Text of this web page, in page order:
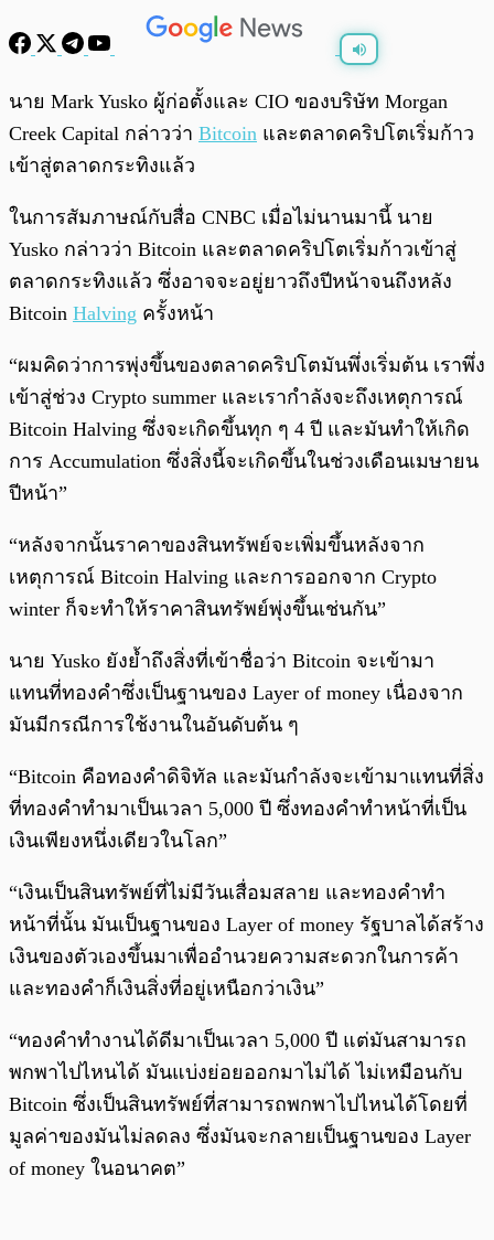
นาย Mark Yusko ผู้ก่อตั้งและ CIO ของบริษัท Morgan
Creek Capital กล่าวว่า Bitcoin และตลาดคริปโตเริ่มก้าว
เข้าสู่ตลาดกระทิงแล้ว
ในการสัมภาษณ์กับสื่อ CNBC เมื่อไม่นานมานี้ นาย
Yusko กล่าวว่า Bitcoin และตลาดคริปโตเริ่มก้าวเข้าสู่
ตลาดกระทิงแล้ว ซึ่งอาจจะอยู่ยาวถึงปีหน้าจนถึงหลัง
Bitcoin Halving ครั้งหน้า
“ผมคิดว่าการพุ่งขึ้นของตลาดคริปโตมันพึ่งเริ่มต้น เราพึ่ง
เข้าสู่ช่วง Crypto summer และเรากำลังจะถึงเหตุการณ์
Bitcoin Halving ซึ่งจะเกิดขึ้นทุก ๆ 4 ปี และมันทำให้เกิด
การ Accumulation ซึ่งสิ่งนี้จะเกิดขึ้นในช่วงเดือนเมษายน
ปีหน้า”
“หลังจากนั้นราคาของสินทรัพย์จะเพิ่มขึ้นหลังจาก
เหตุการณ์ Bitcoin Halving และการออกจาก Crypto
winter ก็จะทำให้ราคาสินทรัพย์พุ่งขึ้นเช่นกัน”
นาย Yusko ยังย้ำถึงสิ่งที่เข้าชื่อว่า Bitcoin จะเข้ามา
แทนที่ทองคำซึ่งเป็นฐานของ Layer of money เนื่องจาก
มันมีกรณีการใช้งานในอันดับต้น ๆ
“Bitcoin คือทองคำดิจิทัล และมันกำลังจะเข้ามาแทนที่สิ่ง
ที่ทองคำทำมาเป็นเวลา 5,000 ปี ซึ่งทองคำทำหน้าที่เป็น
เงินเพียงหนึ่งเดียวในโลก”
“เงินเป็นสินทรัพย์ที่ไม่มีวันเสื่อมสลาย และทองคำทำ
หน้าที่นั้น มันเป็นฐานของ Layer of money รัฐบาลได้สร้าง
เงินของตัวเองขึ้นมาเพื่ออำนวยความสะดวกในการค้า
และทองคำก็เงินสิ่งที่อยู่เหนือกว่าเงิน”
“ทองคำทำงานได้ดีมาเป็นเวลา 5,000 ปี แต่มันสามารถ
พกพาไปไหนได้ มันแบ่งย่อยออกมาไม่ได้ ไม่เหมือนกับ
Bitcoin ซึ่งเป็นสินทรัพย์ที่สามารถพกพาไปไหนได้โดยที่
มูลค่าของมันไม่ลดลง ซึ่งมันจะกลายเป็นฐานของ Layer
of money ในอนาคต”